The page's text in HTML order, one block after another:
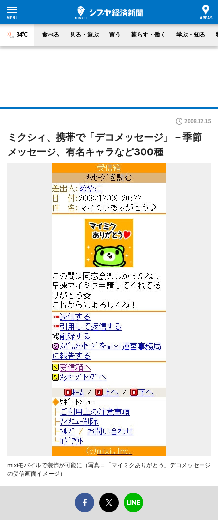
34°C 食べる 見る・遊ぶ 買う 暮らす・働く 学ぶ・知る
2008.12.15
ミクシィ、携帯で「デコメッセージ」－季節
メッセージ、有名キャラなど300種
mixiモバイルで装飾が可能に（写真＝「マイミクありがとう」デコメッセージ
の受信画面イメージ）